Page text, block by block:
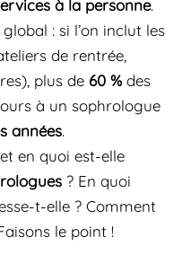
: si l’on inclut les
de rentrée,
plus de 60 % des
à un sophrologue
années.
en quoi est-elle
? En quoi
t-elle ? Comment
le point !